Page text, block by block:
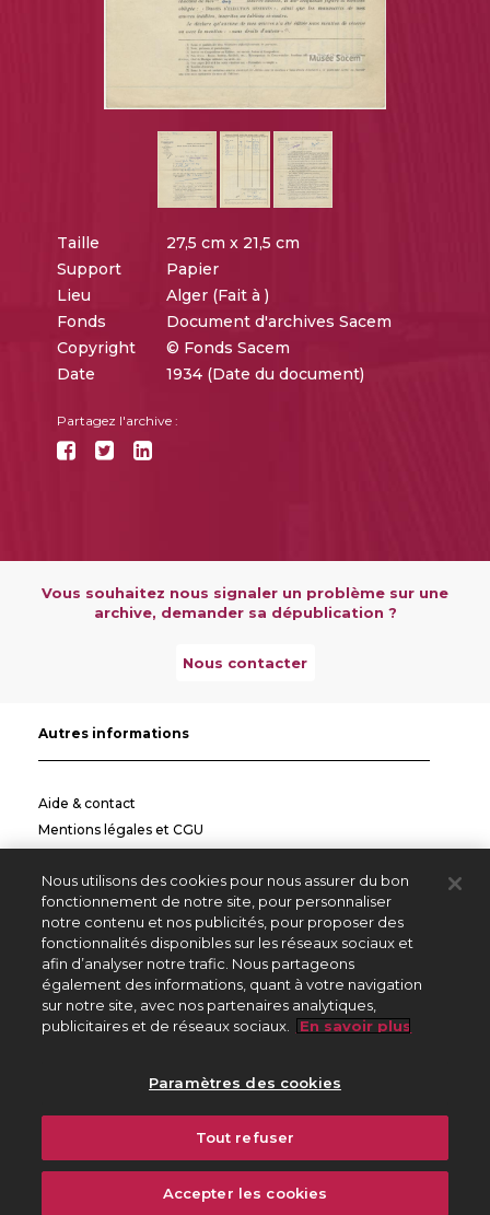
Taille
27,5 cm x 21,5 cm
Support
Papier
Lieu
Alger (Fait à )
Fonds
Document d'archives Sacem
Copyright
© Fonds Sacem
Date
1934 (Date du document)
Partagez l'archive :
Vous souhaitez nous signaler un problème sur une
archive, demander sa dépublication ?
Nous contacter
01 47 15 47 15
Autres informations
Aide & contact
Mentions légales et CGU
Informations pratiques
Autres sites
Créateurs Editeurs
Répertoire des Œuvres
Nous utilisons des cookies pour nous assurer du bon
fonctionnement de notre site, pour personnaliser
notre contenu et nos publicités, pour proposer des
fonctionnalités disponibles sur les réseaux sociaux et
afin d’analyser notre trafic. Nous partageons
également des informations, quant à votre navigation
sur notre site, avec nos partenaires analytiques,
publicitaires et de réseaux sociaux.
En savoir plus
Paramètres des cookies
Tout refuser
Accepter les cookies